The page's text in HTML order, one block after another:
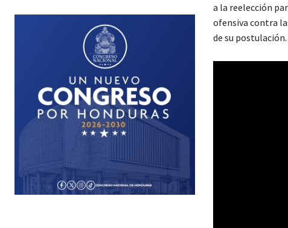
a la reelección
ofensiva contra
de su postulación.